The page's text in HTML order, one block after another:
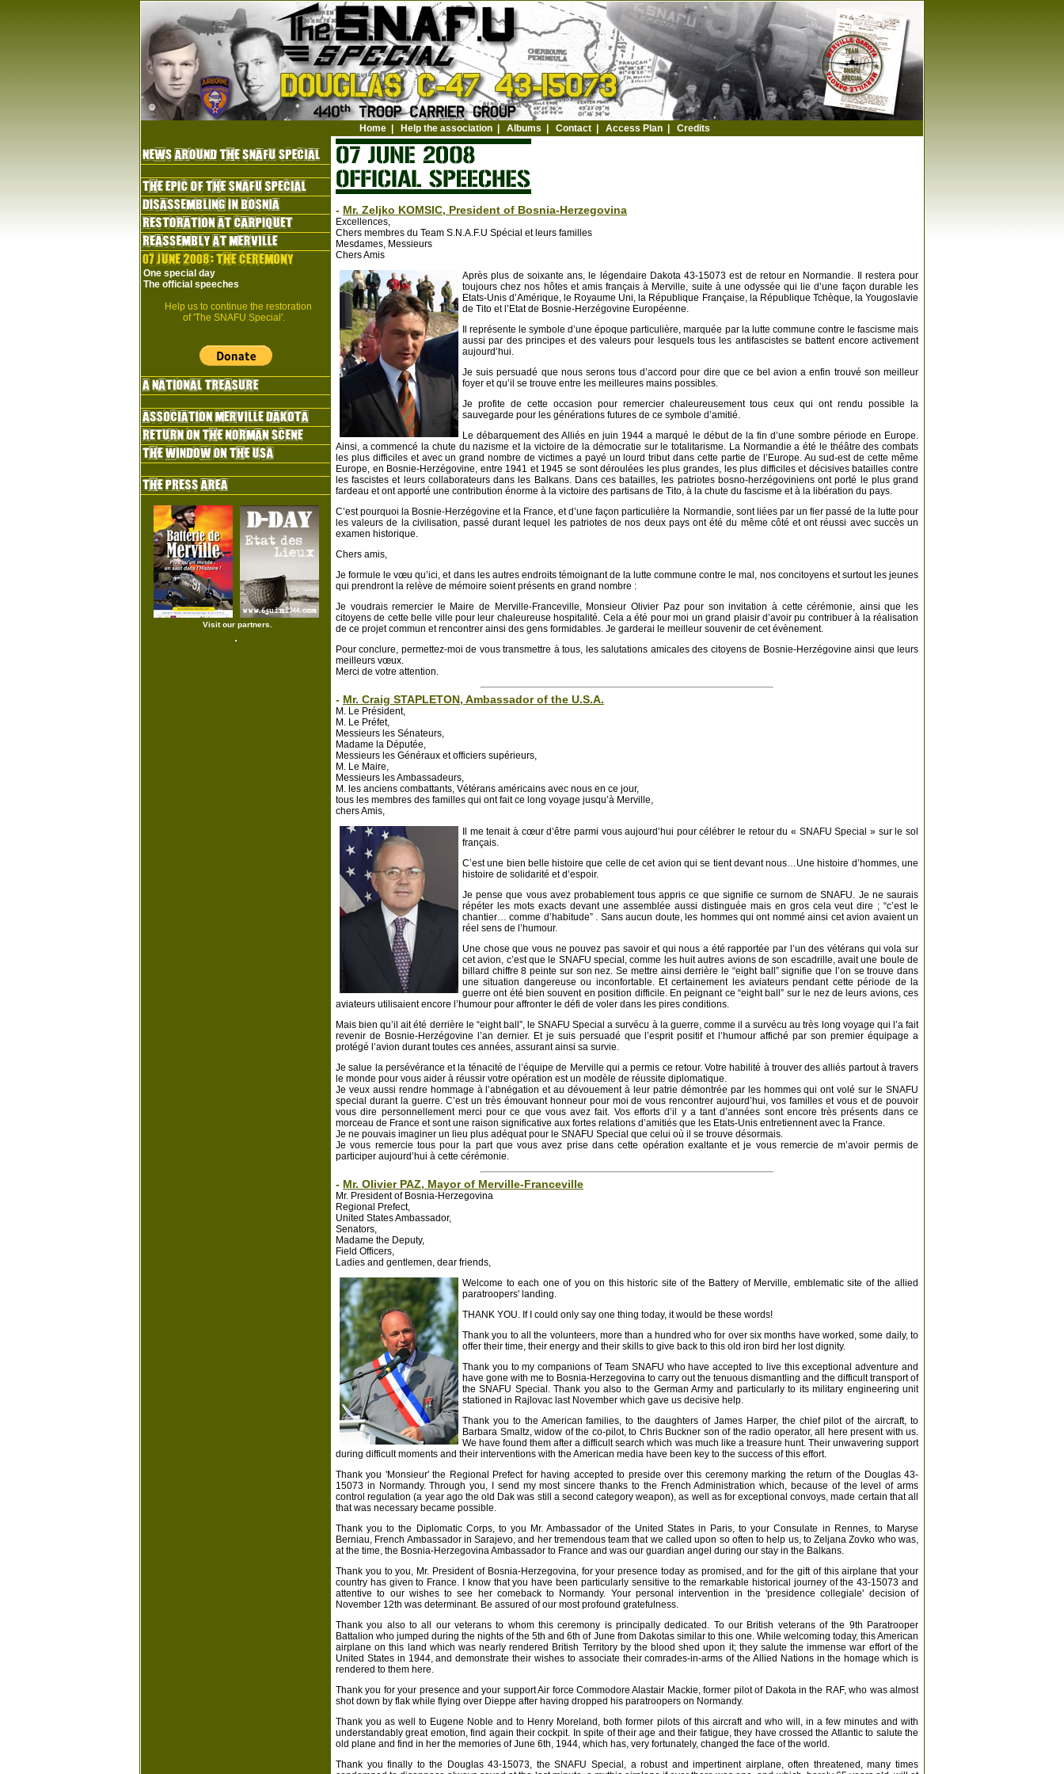
Home Help the association Albums Contact Access Plan Credits
One special day
The official speeches
Help us to continue the restoration
of 'The SNAFU Special'.
Visit our partners.
- Mr. Zeljko KOMSIC, President of Bosnia-Herzegovina
Excellences,
Chers membres du Team S.N.A.F.U Spécial et leurs familles
Mesdames, Messieurs
Chers Amis
Après plus de soixante ans, le légendaire Dakota 43-15073 est de retour en Normandie. Il restera pour
toujours chez nos hôtes et amis français à Merville, suite à une odyssée qui lie d’une façon durable les
Etats-Unis d’Amérique, le Royaume Uni, la République Française, la République Tchèque, la Yougoslavie
de Tito et l’Etat de Bosnie-Herzégovine Européenne.
Il représente le symbole d’une époque particulière, marquée par la lutte commune contre le fascisme mais
aussi par des principes et des valeurs pour lesquels tous les antifascistes se battent encore activement
aujourd’hui.
Je suis persuadé que nous serons tous d’accord pour dire que ce bel avion a enfin trouvé son meilleur
foyer et qu’il se trouve entre les meilleures mains possibles.
Je profite de cette occasion pour remercier chaleureusement tous ceux qui ont rendu possible la
sauvegarde pour les générations futures de ce symbole d’amitié.
Le débarquement des Alliés en juin 1944 a marqué le début de la fin d’une sombre période en Europe.
Ainsi, a commencé la chute du nazisme et la victoire de la démocratie sur le totalitarisme. La Normandie a été le théâtre des combats
les plus difficiles et avec un grand nombre de victimes a payé un lourd tribut dans cette partie de l’Europe. Au sud-est de cette même
Europe, en Bosnie-Herzégovine, entre 1941 et 1945 se sont déroulées les plus grandes, les plus difficiles et décisives batailles contre
les fascistes et leurs collaborateurs dans les Balkans. Dans ces batailles, les patriotes bosno-herzégoviniens ont porté le plus grand
fardeau et ont apporté une contribution énorme à la victoire des partisans de Tito, à la chute du fascisme et à la libération du pays.
C’est pourquoi la Bosnie-Herzégovine et la France, et d’une façon particulière la Normandie, sont liées par un fier passé de la lutte pour
les valeurs de la civilisation, passé durant lequel les patriotes de nos deux pays ont été du même côté et ont réussi avec succès un
examen historique.
Chers amis,
Je formule le vœu qu’ici, et dans les autres endroits témoignant de la lutte commune contre le mal, nos concitoyens et surtout les jeunes
qui prendront la relève de mémoire soient présents en grand nombre :
Je voudrais remercier le Maire de Merville-Franceville, Monsieur Olivier Paz pour son invitation à cette cérémonie, ainsi que les
citoyens de cette belle ville pour leur chaleureuse hospitalité. Cela a été pour moi un grand plaisir d’avoir pu contribuer à la réalisation
de ce projet commun et rencontrer ainsi des gens formidables. Je garderai le meilleur souvenir de cet évènement.
Pour conclure, permettez-moi de vous transmettre à tous, les salutations amicales des citoyens de Bosnie-Herzégovine ainsi que leurs
meilleurs vœux.
Merci de votre attention.
- Mr. Craig STAPLETON, Ambassador of the U.S.A.
M. Le Président,
M. Le Préfet,
Messieurs les Sénateurs,
Madame la Députée,
Messieurs les Généraux et officiers supérieurs,
M. Le Maire,
Messieurs les Ambassadeurs,
M. les anciens combattants, Vétérans américains avec nous en ce jour,
tous les membres des familles qui ont fait ce long voyage jusqu’à Merville,
chers Amis,
Il me tenait à cœur d’être parmi vous aujourd’hui pour célébrer le retour du « SNAFU Special » sur le sol
français.
C’est une bien belle histoire que celle de cet avion qui se tient devant nous…Une histoire d’hommes, une
histoire de solidarité et d’espoir.
Je pense que vous avez probablement tous appris ce que signifie ce surnom de SNAFU. Je ne saurais
répéter les mots exacts devant une assemblée aussi distinguée mais en gros cela veut dire ; “c’est le
chantier… comme d’habitude” . Sans aucun doute, les hommes qui ont nommé ainsi cet avion avaient un
réel sens de l’humour.
Une chose que vous ne pouvez pas savoir et qui nous a été rapportée par l’un des vétérans qui vola sur
cet avion, c’est que le SNAFU special, comme les huit autres avions de son escadrille, avait une boule de
billard chiffre 8 peinte sur son nez. Se mettre ainsi derrière le “eight ball” signifie que l’on se trouve dans
une situation dangereuse ou inconfortable. Et certainement les aviateurs pendant cette période de la
guerre ont été bien souvent en position difficile. En peignant ce “eight ball” sur le nez de leurs avions, ces
aviateurs utilisaient encore l’humour pour affronter le défi de voler dans les pires conditions.
Mais bien qu’il ait été derrière le “eight ball”, le SNAFU Special a survécu à la guerre, comme il a survécu au très long voyage qui l’a fait
revenir de Bosnie-Herzégovine l’an dernier. Et je suis persuadé que l’esprit positif et l’humour affiché par son premier équipage a
protégé l’avion durant toutes ces années, assurant ainsi sa survie.
Je salue la persévérance et la ténacité de l’équipe de Merville qui a permis ce retour. Votre habilité à trouver des alliés partout à travers
le monde pour vous aider à réussir votre opération est un modèle de réussite diplomatique.
Je veux aussi rendre hommage à l’abnégation et au dévouement à leur patrie démontrée par les hommes qui ont volé sur le SNAFU
special durant la guerre. C’est un très émouvant honneur pour moi de vous rencontrer aujourd’hui, vos familles et vous et de pouvoir
vous dire personnellement merci pour ce que vous avez fait. Vos efforts d’il y a tant d’années sont encore très présents dans ce
morceau de France et sont une raison significative aux fortes relations d’amitiés que les Etats-Unis entretiennent avec la France.
Je ne pouvais imaginer un lieu plus adéquat pour le SNAFU Special que celui où il se trouve désormais.
Je vous remercie tous pour la part que vous avez prise dans cette opération exaltante et je vous remercie de m’avoir permis de
participer aujourd’hui à cette cérémonie.
- Mr. Olivier PAZ, Mayor of Merville-Franceville
Mr. President of Bosnia-Herzegovina
Regional Prefect,
United States Ambassador,
Senators,
Madame the Deputy,
Field Officers,
Ladies and gentlemen, dear friends,
Welcome to each one of you on this historic site of the Battery of Merville, emblematic site of the allied
paratroopers' landing.
THANK YOU. If I could only say one thing today, it would be these words!
Thank you to all the volunteers, more than a hundred who for over six months have worked, some daily, to
offer their time, their energy and their skills to give back to this old iron bird her lost dignity.
Thank you to my companions of Team SNAFU who have accepted to live this exceptional adventure and
have gone with me to Bosnia-Herzegovina to carry out the tenuous dismantling and the difficult transport of
the SNAFU Special. Thank you also to the German Army and particularly to its military engineering unit
stationed in Rajlovac last November which gave us decisive help.
Thank you to the American families, to the daughters of James Harper, the chief pilot of the aircraft, to
Barbara Smaltz, widow of the co-pilot, to Chris Buckner son of the radio operator, all here present with us.
We have found them after a difficult search which was much like a treasure hunt. Their unwavering support
during difficult moments and their interventions with the American media have been key to the success of this effort.
Thank you 'Monsieur' the Regional Prefect for having accepted to preside over this ceremony marking the return of the Douglas 43-
15073 in Normandy. Through you, I send my most sincere thanks to the French Administration which, because of the level of arms
control regulation (a year ago the old Dak was still a second category weapon), as well as for exceptional convoys, made certain that all
that was necessary became possible.
Thank you to the Diplomatic Corps, to you Mr. Ambassador of the United States in Paris, to your Consulate in Rennes, to Maryse
Berniau, French Ambassador in Sarajevo, and her tremendous team that we called upon so often to help us, to Zeljana Zovko who was,
at the time, the Bosnia-Herzegovina Ambassador to France and was our guardian angel during our stay in the Balkans.
Thank you to you, Mr. President of Bosnia-Herzegovina, for your presence today as promised, and for the gift of this airplane that your
country has given to France. I know that you have been particularly sensitive to the remarkable historical journey of the 43-15073 and
attentive to our wishes to see her comeback to Normandy. Your personal intervention in the 'presidence collegiale' decision of
November 12th was determinant. Be assured of our most profound gratefulness.
Thank you also to all our veterans to whom this ceremony is principally dedicated. To our British veterans of the 9th Paratrooper
Battalion who jumped during the nights of the 5th and 6th of June from Dakotas similar to this one. While welcoming today, this American
airplane on this land which was nearly rendered British Territory by the blood shed upon it; they salute the immense war effort of the
United States in 1944, and demonstrate their wishes to associate their comrades-in-arms of the Allied Nations in the homage which is
rendered to them here.
Thank you for your presence and your support Air force Commodore Alastair Mackie, former pilot of Dakota in the RAF, who was almost
shot down by flak while flying over Dieppe after having dropped his paratroopers on Normandy.
Thank you as well to Eugene Noble and to Henry Moreland, both former pilots of this aircraft and who will, in a few minutes and with
understandably great emotion, find again their cockpit. In spite of their age and their fatigue, they have crossed the Atlantic to salute the
old plane and find in her the memories of June 6th, 1944, which has, very fortunately, changed the face of the world.
Thank you finally to the Douglas 43-15073, the SNAFU Special, a robust and impertinent airplane, often threatened, many times